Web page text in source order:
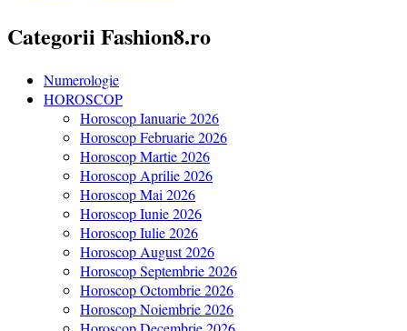
Categorii Fashion8.ro
Numerologie
HOROSCOP
Horoscop Ianuarie 2026
Horoscop Februarie 2026
Horoscop Martie 2026
Horoscop Aprilie 2026
Horoscop Mai 2026
Horoscop Iunie 2026
Horoscop Iulie 2026
Horoscop August 2026
Horoscop Septembrie 2026
Horoscop Octombrie 2026
Horoscop Noiembrie 2026